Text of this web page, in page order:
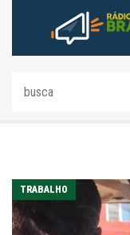
TRABALHO